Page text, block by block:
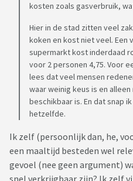
kosten zoals gasverbruik,
Hier in de stad zitten veel
koken en kost niet veel. Een
supermarkt kost inderdaad
voor 2 personen 4,75. Voor
lees dat veel mensen
waar weinig keus is en
beschikbaar is. En dat snap
hetzelfde.
Ik zelf (persoonlijk dan, he,
een maaltijd besteden wel
gevoel (nee geen argument)